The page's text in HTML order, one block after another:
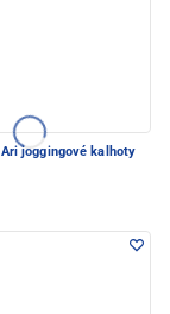
Ari joggingové kalhoty